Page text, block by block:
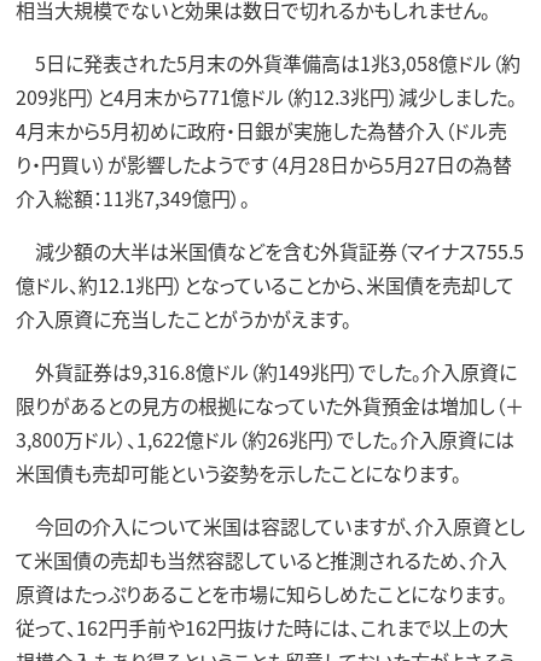
相当大規模でないと効果は数日で切れるかもしれません。
5日に発表された5月末の外貨準備高は1兆3,058億ドル（約
209兆円）と4月末から771億ドル（約12.3兆円）減少しました。
4月末から5月初めに政府・日銀が実施した為替介入（ドル売
り・円買い）が影響したようです（4月28日から5月27日の為替
介入総額：11兆7,349億円）。
減少額の大半は米国債などを含む外貨証券（マイナス755.5
億ドル、約12.1兆円）となっていることから、米国債を売却して
介入原資に充当したことがうかがえます。
外貨証券は9,316.8億ドル（約149兆円）でした。介入原資に
限りがあるとの見方の根拠になっていた外貨預金は増加し（＋
3,800万ドル）、1,622億ドル（約26兆円）でした。介入原資には
米国債も売却可能という姿勢を示したことになります。
今回の介入について米国は容認していますが、介入原資とし
て米国債の売却も当然容認していると推測されるため、介入
原資はたっぷりあることを市場に知らしめたことになります。
従って、162円手前や162円抜けた時には、これまで以上の大